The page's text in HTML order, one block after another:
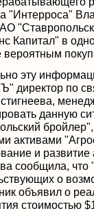
"Интерроса"
Капитал" в
вероятным
эту
директор по
данную
активами
и
сообщила, что
о
объявил о
стоимостью